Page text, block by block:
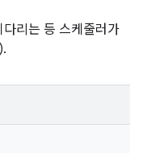
리는 등 스케줄러가